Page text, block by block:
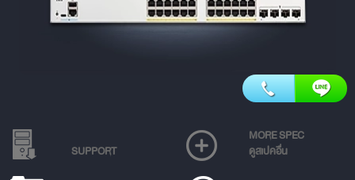
SUPPORT
MORE SPEC
ดูสเปคอื่น